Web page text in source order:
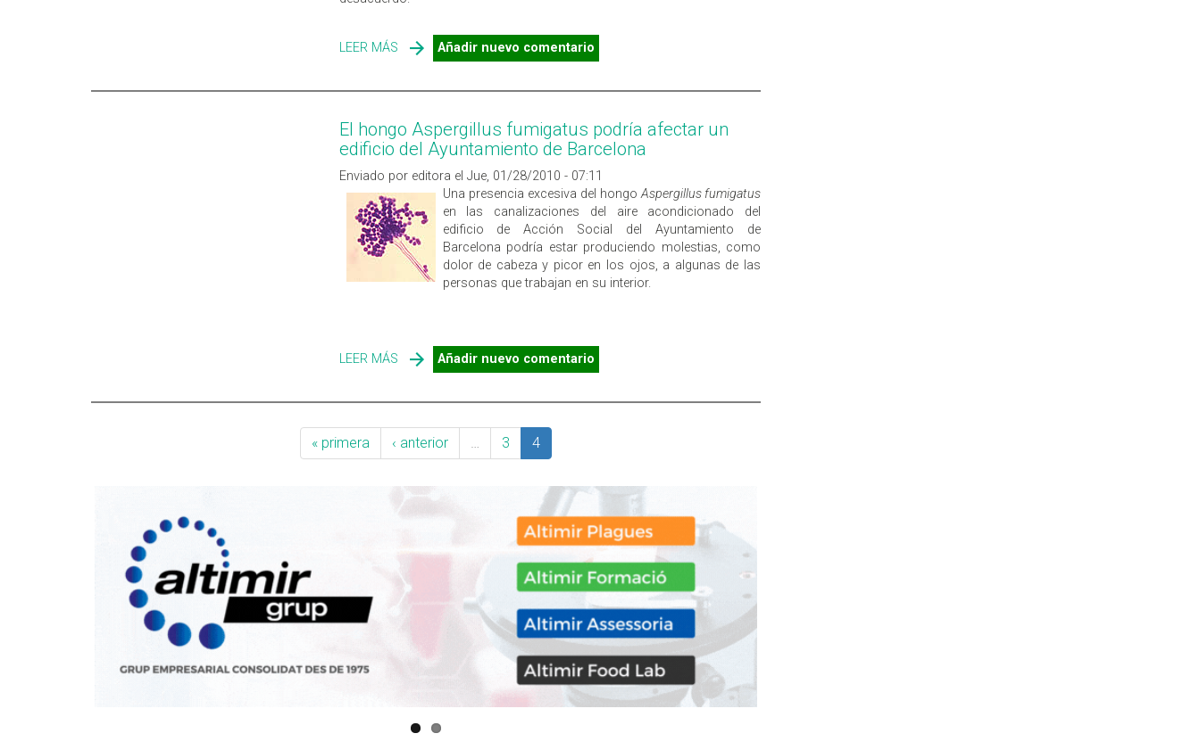
LEER MÁS SOBRE TRASLADO DEL PERSONAL DEL AYUNTAMIENTO DE
BARCELONA AFECTADO POR EL HONGO ASPERGILLUS
Añadir nuevo comentario
El hongo Aspergillus fumigatus podría afectar un
edificio del Ayuntamiento de Barcelona
Enviado por editora el Jue, 01/28/2010 - 07:11
Una presencia excesiva del hongoAspergillus fumigatus
en las canalizaciones del aire acondicionado del
edificio de Acción Social del Ayuntamiento de
Barcelona podría estar produciendo molestias, como
dolor de cabeza y picor en los ojos, a algunas de las
personas que trabajan en su interior.
LEER MÁS SOBRE EL HONGO ASPERGILLUS FUMIGATUS PODRÍA AFECTAR
UN EDIFICIO DEL AYUNTAMIENTO DE BARCELONA
Añadir nuevo comentario
« primera ‹ anterior … 3 4